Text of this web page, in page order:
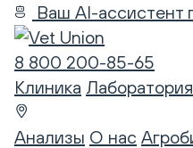
Ваш AI-ассистент
8 800 200-85-65
Клиника Лаборатория
Анализы О нас